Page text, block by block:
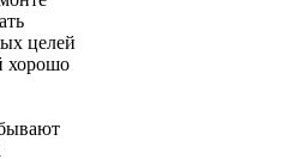
целей
хорошо